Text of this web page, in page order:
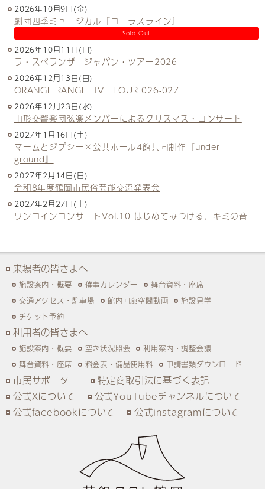
2026年10月9日(金)
劇団四季ミュージカル『コーラスライン』
Sold Out
2026年10月11日(日)
ラ・スペランザ ジャパン・ツアー2026
2026年12月13日(日)
ORANGE RANGE LIVE TOUR 026-027
2026年12月23日(水)
山形交響楽団弦楽メンバーによるクリスマス・コンサート
2027年1月16日(土)
マームとジプシー×公共ホール4館共同制作『under
ground』
2027年2月14日(日)
令和8年度鶴岡市民俗芸能交流発表会
2027年2月27日(土)
ワンコインコンサートVol.10 はじめてみつける、キミの音
来場者の皆さまへ
施設案内・概要 催事カレンダー
舞台資料・座席
交通アクセス・駐車場
館内回廊空間動画
施設見学
チケット予約
利用者の皆さまへ
施設案内・概要 空き状況照会
利用案内・調整会議
舞台資料・座席
料金表・備品使用料 申請書類ダウンロード
市民サポーター
特定商取引法に基づく表記
公式Xについて
公式YouTubeチャンネルについて
公式facebookについて
公式instagramについて